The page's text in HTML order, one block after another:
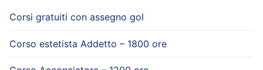
Corsi gratuiti con assegno gol
Corso estetista Addetto – 1800 ore